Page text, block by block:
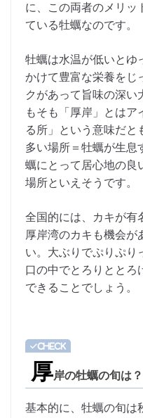
に、この両者のメリッ
ている牡蠣なのです。
牡蠣は水温が低いとゆ
かけて豊富な栄養をじ
クがあって旨味の深い
もそも「厚岸」とは
る所」という意味だと
多い場所＝牡蠣が生息
蠣にとって居心地の良
場所といえそうです。
全国的には、カキが有
厚岸湾のカキも機会が
い。大ぶりでぷりぷり
口の中でとろりととろ
できることでしょう。
厚岸の牡蠣の旬は？
基本的に、牡蠣の旬は